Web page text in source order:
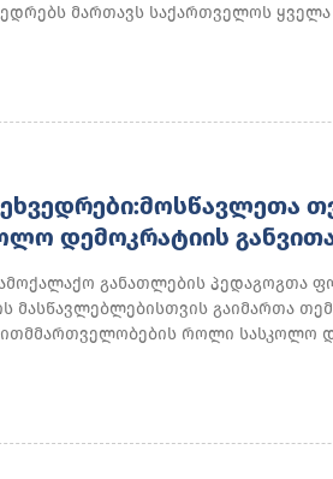
მართავს საქართველოს ყველა
ᲓᲔᲛᲝᲙᲠᲐᲢᲘᲘᲡ
განათლების პედაგოგთა
მასწავლებლებისთვის გაიმართა
როლი სასკოლო